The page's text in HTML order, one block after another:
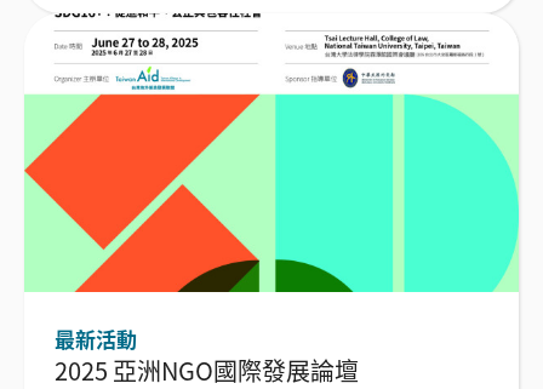
最新活動
2025 亞洲NGO國際發展論壇